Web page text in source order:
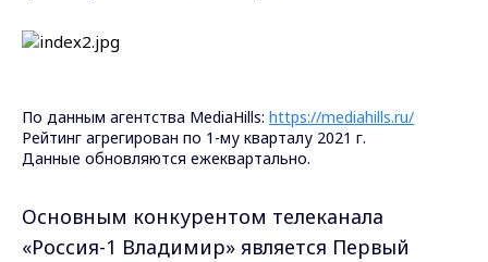
По данным агентства MediaHills: https://mediahills.ru/
Рейтинг агрегирован по 1-му кварталу 2021 г.
Данные обновляются ежеквартально.
Основным конкурентом телеканала
«Россия-1 Владимир» является Первый